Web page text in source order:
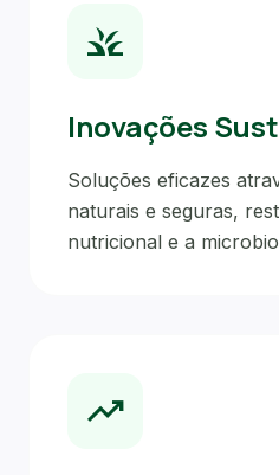
grass
Inovações
Soluções eficazes
naturais e seguras,
nutricional e a
trending_up